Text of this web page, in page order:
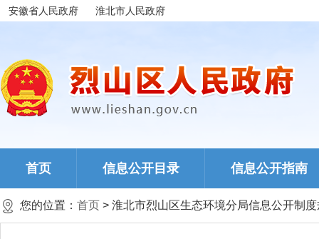
安徽省人民政府 淮北市人民政府
首页 信息公开目录 信息公开指南
您的位置： 首页 > 淮北市烈山区生态环境分局信息公开制